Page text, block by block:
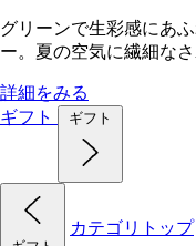
グリーンで生彩感にあ
ー。夏の空気に繊細な
詳細をみる
ギフト
ギフト
カテゴリトップ